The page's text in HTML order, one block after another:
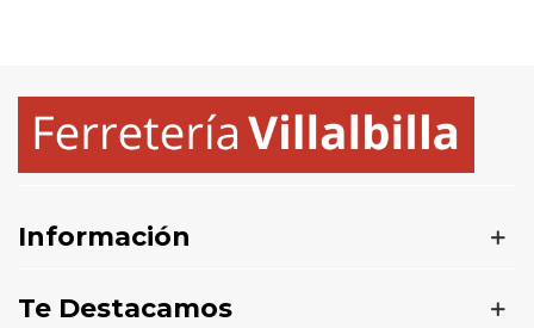
Información
Te Destacamos